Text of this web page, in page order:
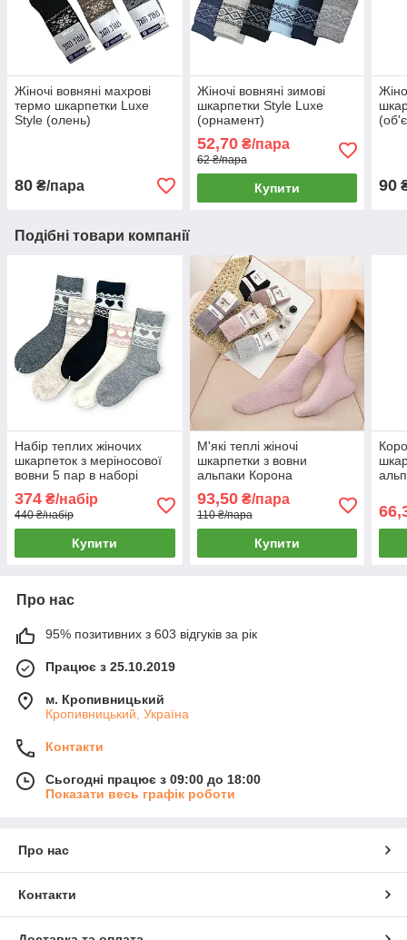
Жіночі вовняні махрові
термо шкарпетки Luxe
Style (олень)
80 ₴/пара
Жіночі вовняні зимові
шкарпетки Style Luxe
(орнамент)
52,70₴/пара
62 ₴/пара
Купити 90
Подібні товари компанії
Набір теплих жіночих
шкарпеток з меріносової
вовни 5 пар в наборі
374 ₴/набір
440 ₴/набір
Купити
М'які теплі жіночі
шкарпетки з вовни
альпаки Корона
93,50₴/пара
110 ₴/пара
Купити
Про нас
95% позитивних з 603 відгуків за рік
Працює з 25.10.2019
м. Кропивницький
Кропивницький, Україна
Контакти
Сьогодні працює з 09:00 до 18:00
Показати весь графік роботи
Про нас
Контакти